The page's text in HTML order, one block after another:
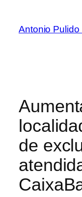
Antonio Pulido
de